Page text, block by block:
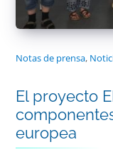
Notas de prensa,
El proyecto
europea